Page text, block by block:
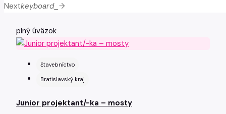
Nextkeyboard_arrow_right
plný úväzok
Stavebníctvo
Bratislavský kraj
Junior projektant/-ka – mosty